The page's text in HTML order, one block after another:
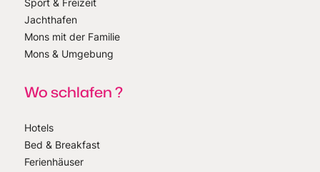
Sport & Freizeit
Jachthafen
Mons mit der Familie
Mons & Umgebung
Wo schlafen ?
Hotels
Bed & Breakfast
Ferienhäuser